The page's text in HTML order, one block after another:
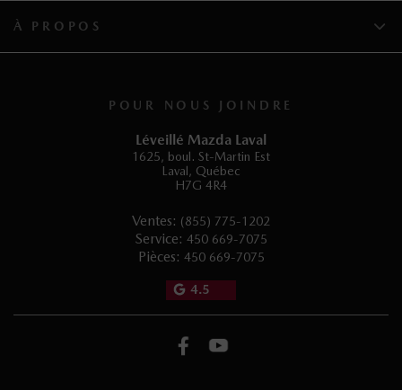
POUR NOUS JOINDRE
Léveillé Mazda Laval
1625, boul. St-Martin Est
Laval, Québec
H7G 4R4
Ventes: (855) 775-1202
Service: 450 669-7075
Pièces: 450 669-7075
4.5
À PROPOS